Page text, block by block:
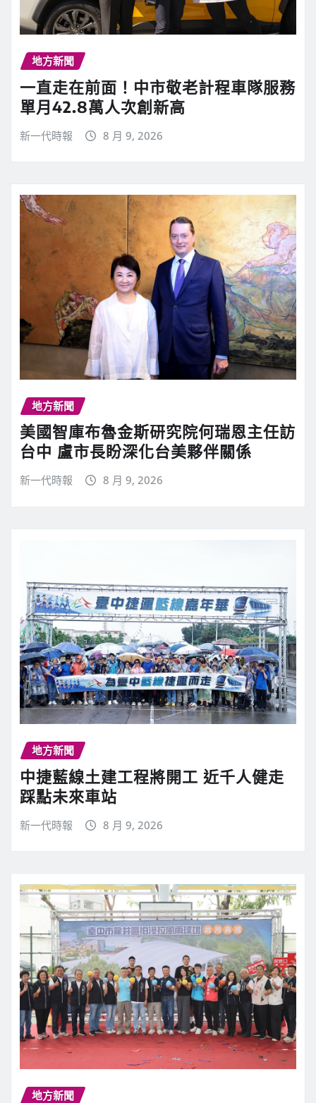
地方新聞
一直走在前面！中市敬老計程車隊服務
單月42.8萬人次創新高
新一代時報 8 月 9, 2026
地方新聞
美國智庫布魯金斯研究院何瑞恩主任訪
台中 盧市長盼深化台美夥伴關係
新一代時報 8 月 9, 2026
地方新聞
中捷藍線土建工程將開工 近千人健走
踩點未來車站
新一代時報 8 月 9, 2026
地方新聞